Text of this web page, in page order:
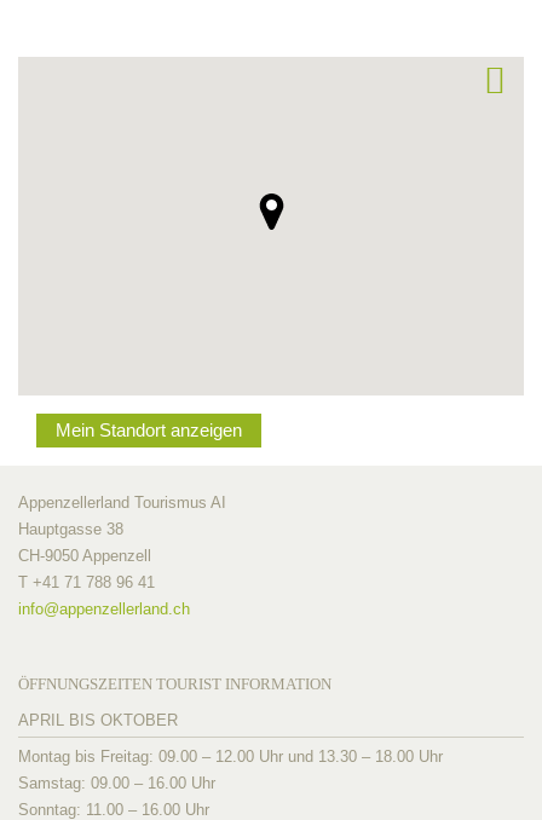
Mein Standort anzeigen
Appenzellerland Tourismus AI
Hauptgasse 38
CH-9050 Appenzell
T +41 71 788 96 41
info@appenzellerland.ch
ÖFFNUNGSZEITEN TOURIST INFORMATION
APRIL BIS OKTOBER
Montag bis Freitag: 09.00 – 12.00 Uhr und 13.30 – 18.00 Uhr
Samstag: 09.00 – 16.00 Uhr
Sonntag: 11.00 – 16.00 Uhr